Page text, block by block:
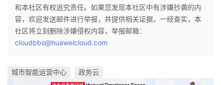
和本社区有权追究责任。如果您发现本社区中有涉嫌抄袭的内
容，欢迎发送邮件进行举报，并提供相关证据，一经查实，本
社区将立刻删除涉嫌侵权内容，举报邮箱：
cloudbbs@huaweicloud.com
城市智能运营中心 政务云